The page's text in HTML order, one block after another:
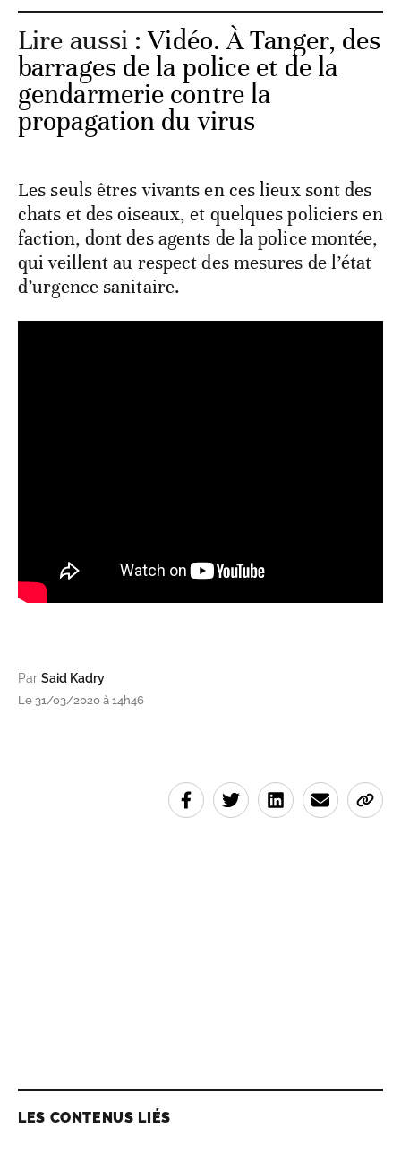
Lire aussi :Vidéo. À Tanger, des
barrages de la police et de la
gendarmerie contre la
propagation du virus
Les seuls êtres vivants en ces lieux sont des
chats et des oiseaux, et quelques policiers en
faction, dont des agents de la police montée,
qui veillent au respect des mesures de l’état
d’urgence sanitaire.
Par Said Kadry
Le 31/03/2020 à 14h46
LES CONTENUS LIÉS